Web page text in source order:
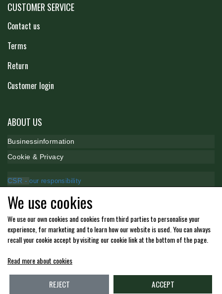
PREMIER EQUINE INSEKTBESKYTTELSE
CUSTOMER SERVICE
Contact us
Terms
Return
Customer login
ABOUT US
Businessinformation
Cookie & Privacy
CSR -our responsibility
Payment methods
We use cookies
We use our own cookies and cookies from third parties to personalise your
experience, for marketing and to learn how our website is used. You can always
recall your cookie accept by visiting our cookie link at the bottom of the page.
Read more about cookies
REJECT ACCEPT